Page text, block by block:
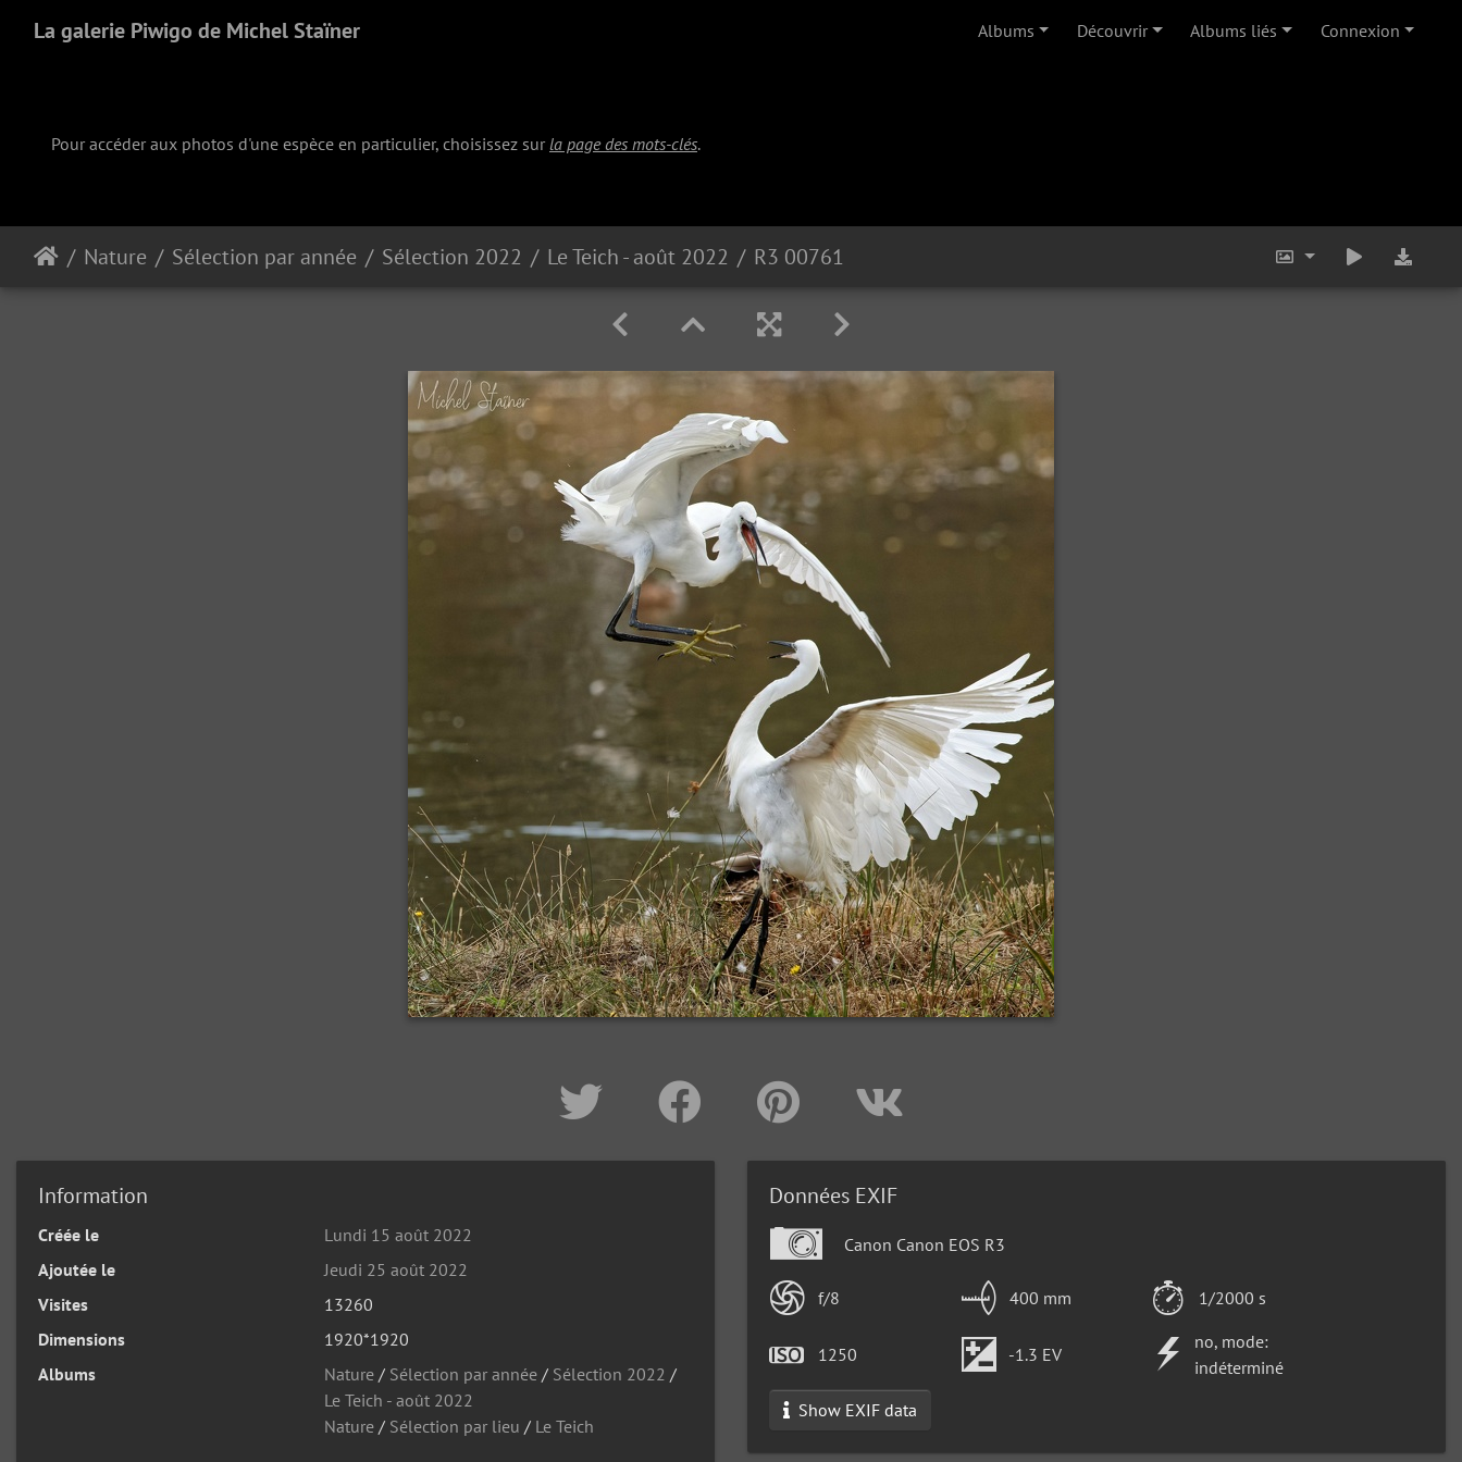
La galerie Piwigo de Michel Staïner Albums Découvrir Albums liés Connexion
Pour accéder aux photos d'une espèce en particulier, choisissez surla page des mots-clés.
Nature Sélection par année Sélection 2022 Le Teich - août 2022 R3 00761
Information
Créée le
Lundi 15 août 2022
Ajoutée le
Jeudi 25 août 2022
Visites
13260
Dimensions
1920*1920
Albums
Nature / Sélection par année / Sélection 2022 /
Le Teich - août 2022
Nature / Sélection par lieu / Le Teich
Données EXIF
Canon Canon EOS R3
f/8 400 mm 1/2000 s
1250 -1.3 EV
no, mode:
indéterminé
Show EXIF data